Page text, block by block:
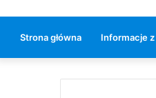
Strona główna Informacje